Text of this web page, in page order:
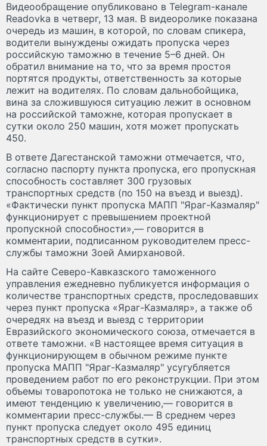
Видеообращение опубликовано в Telegram-канале
Readovka в четверг, 13 мая. В видеоролике показана
очередь из машин, в которой, по словам спикера,
водители вынуждены ожидать пропуска через
российскую таможню в течение 5–6 дней. Он
обратил внимание на то, что за время простоя
портятся продукты, ответственность за которые
лежит на водителях. По словам дальнобойщика,
вина за сложившуюся ситуацию лежит в основном
на российской таможне, которая пропускает в
сутки около 250 машин, хотя может пропускать
450.
В ответе Дагестанской таможни отмечается, что,
согласно паспорту пункта пропуска, его пропускная
способность составляет 300 грузовых
транспортных средств (по 150 на въезд и выезд).
«Фактически пункт пропуска МАПП "Яраг-Казмаляр"
функционирует с превышением проектной
пропускной способности»,— говорится в
комментарии, подписанном руководителем пресс-
службы таможни Зоей Амирхановой.
На сайте Северо-Кавказского таможенного
управления ежедневно публикуется информация о
количестве транспортных средств, проследовавших
через пункт пропуска «Яраг-Казмаляр», а также об
очередях на въезд и выезд с территории
Евразийского экономического союза, отмечается в
ответе таможни. «В настоящее время ситуация в
функционирующем в обычном режиме пункте
пропуска МАПП "Яраг-Казмаляр" усугубляется
проведением работ по его реконструкции. При этом
объемы товаропотока не только не снижаются, а
имеют тенденцию к увеличению,— говорится в
комментарии пресс-службы.— В среднем через
пункт пропуска следует около 495 единиц
транспортных средств в сутки».